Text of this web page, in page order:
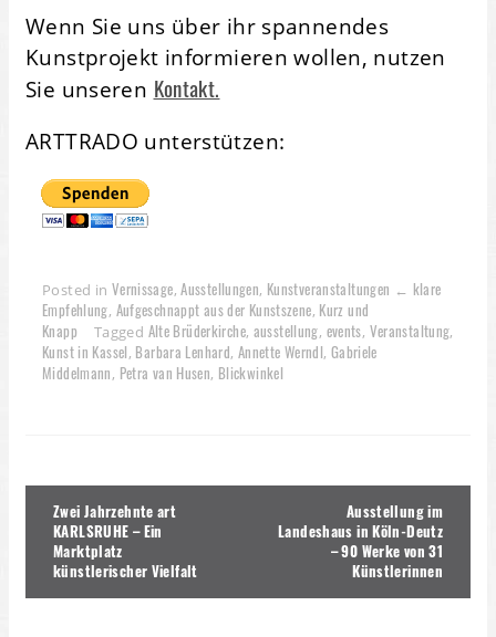
Wenn Sie uns über ihr spannendes
Kunstprojekt informieren wollen, nutzen
Sie unseren Kontakt.
ARTTRADO unterstützen:
Posted in Vernissage,Ausstellungen, Kunstveranstaltungen ← klare
Empfehlung, Aufgeschnappt aus der Kunstszene, Kurz und
Knapp
Tagged Alte Brüderkirche, ausstellung, events, Veranstaltung,
Kunst in Kassel, Barbara Lenhard, Annette Werndl, Gabriele
Middelmann, Petra van Husen, Blickwinkel
Beitragsnavigation
Zwei Jahrzehnte art
KARLSRUHE – Ein
Marktplatz
künstlerischer Vielfalt
Ausstellung im
Landeshaus in Köln-Deutz
– 90 Werke von 31
Künstlerinnen